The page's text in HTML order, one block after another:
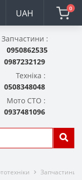
UAH 0
Запчастини :
0950862535
0987232129
Техніка :
0508348048
Мото СТО :
0937481096
Запчастини